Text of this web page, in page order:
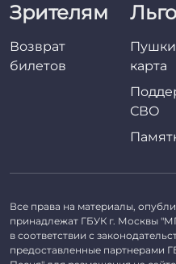
Зрителям
Возврат
билетов
карта
СВО
Все права на материалы,
принадлежат ГБУК г. Москвы
в соответствии с
предоставленные партнерами